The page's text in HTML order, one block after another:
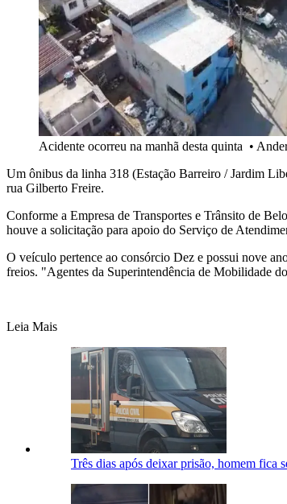
Acidente ocorreu na manhã desta quinta •
Um ônibus da linha 318 (Estação Barreiro / Jardim
rua Gilberto Freire.
Conforme a Empresa de Transportes e Trânsito de
houve a solicitação para apoio do Serviço de
O veículo pertence ao consórcio Dez e possui nove
freios. "Agentes da Superintendência de Mobilidade
Leia Mais
Três dias após deixar prisão, homem fica